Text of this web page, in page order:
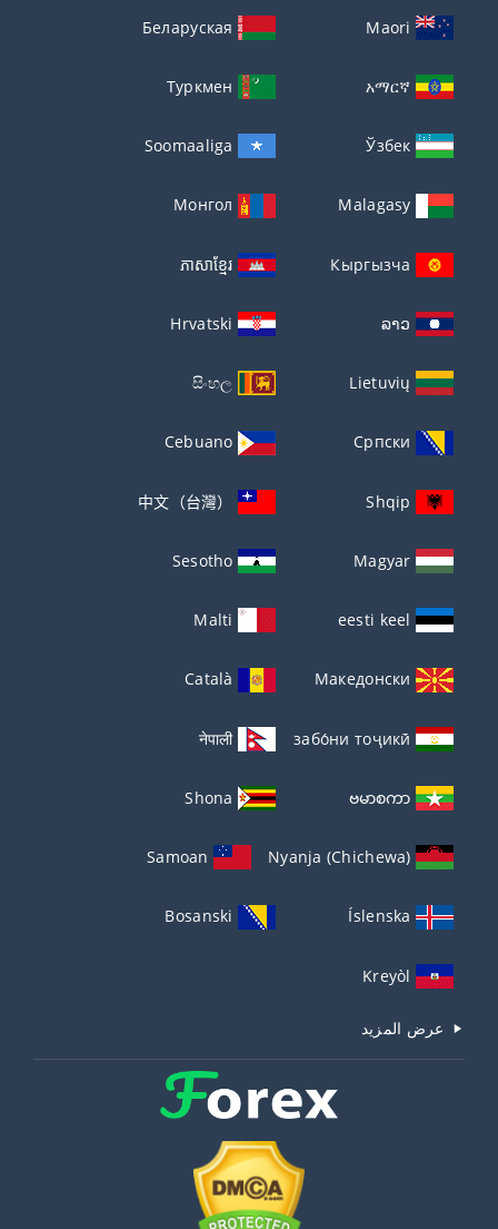
Maori
Беларуская
አማርኛ
Туркмен
Ўзбек
Soomaaliga
Malagasy
Монгол
Кыргызча
ភាសាខ្មែរ
ລາວ
Hrvatski
Lietuvių
සිංහල
Српски
Cebuano
Shqip
中文（台灣）
Magyar
Sesotho
eesti keel
Malti
Македонски
Català
забо́ни тоҷикӣ́
नेपाली
ဗမာစကာ
Shona
Nyanja (Chichewa)
Samoan
Íslenska
Bosanski
Kreyòl
عرض المزيد